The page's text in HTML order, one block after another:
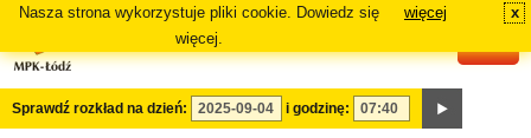
Nasza strona wykorzystuje pliki cookie. Dowiedz się
więcej.
więcej x
Sprawdź rozkład na dzień: i godzinę: